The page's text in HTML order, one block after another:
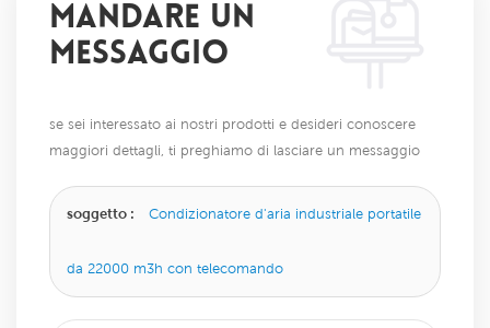
MANDARE UN
MESSAGGIO
se sei interessato ai nostri prodotti e desideri conoscere
maggiori dettagli, ti preghiamo di lasciare un messaggio
soggetto : Condizionatore d'aria industriale portatile
da 22000 m3h con telecomando